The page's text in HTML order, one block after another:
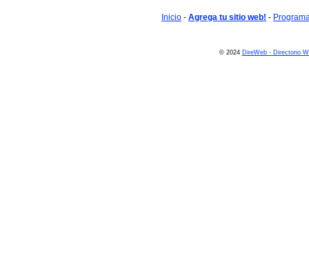
Inicio - Agrega tu sitio web! -
© 2024 DireWeb - Directorio